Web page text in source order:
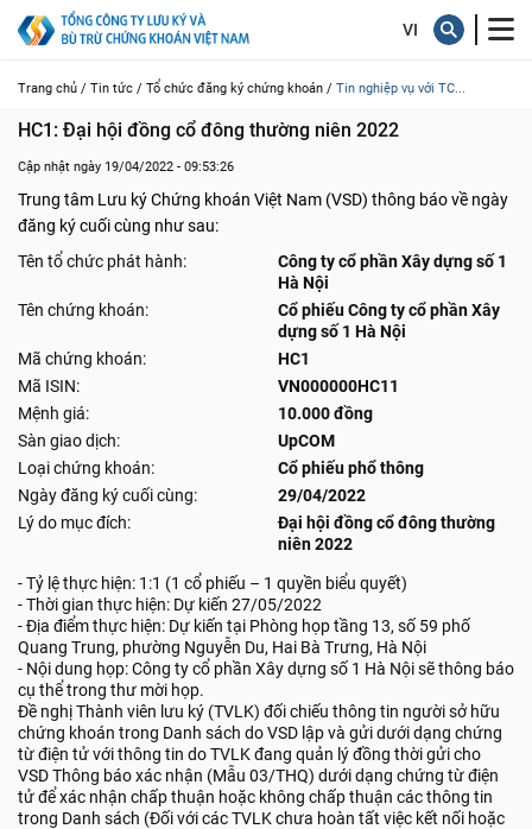
Trang chủ / Tin tức / Tổ chức đăng ký chứng khoán / Tin nghiệp vụ với TC...
HC1: Đại hội đồng cổ đông thường niên 2022
Cập nhật ngày 19/04/2022 - 09:53:26
Trung tâm Lưu ký Chứng khoán Việt Nam (VSD) thông báo về ngày
đăng ký cuối cùng như sau:
Tên tổ chức phát hành:
Công ty cổ phần Xây dựng số 1
Hà Nội
Tên chứng khoán:
Cổ phiếu Công ty cổ phần Xây
dựng số 1 Hà Nội
Mã chứng khoán:
HC1
Mã ISIN:
VN000000HC11
Mệnh giá:
10.000 đồng
Sàn giao dịch:
UpCOM
Loại chứng khoán:
Cổ phiếu phổ thông
Ngày đăng ký cuối cùng:
29/04/2022
Lý do mục đích:
Đại hội đồng cổ đông thường
niên 2022
- Tỷ lệ thực hiện: 1:1 (1 cổ phiếu – 1 quyền biểu quyết)
- Thời gian thực hiện: Dự kiến 27/05/2022
- Địa điểm thực hiện: Dự kiến tại Phòng họp tầng 13, số 59 phố
Quang Trung, phường Nguyễn Du, Hai Bà Trưng, Hà Nội
- Nội dung họp: Công ty cổ phần Xây dựng số 1 Hà Nội sẽ thông báo
cụ thể trong thư mời họp.
Đề nghị Thành viên lưu ký (TVLK) đối chiếu thông tin người sở hữu
chứng khoán trong Danh sách do VSD lập và gửi dưới dạng chứng
từ điện tử với thông tin do TVLK đang quản lý đồng thời gửi cho
VSD Thông báo xác nhận (Mẫu 03/THQ) dưới dạng chứng từ điện
tử để xác nhận chấp thuận hoặc không chấp thuận các thông tin
trong Danh sách (Đối với các TVLK chưa hoàn tất việc kết nối hoặc